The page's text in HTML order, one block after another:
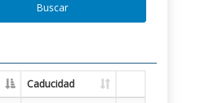
Buscar
Caducidad